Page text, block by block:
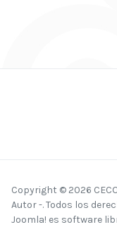
Copyright © 2026
Autor -. Todos los
Joomla! es software